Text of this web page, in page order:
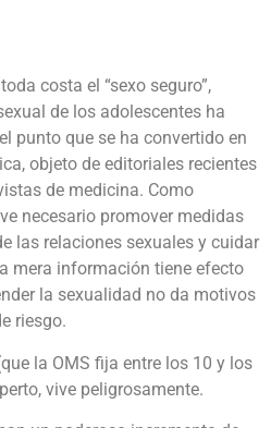
costa el “sexo seguro”,
de los adolescentes ha
punto que se ha convertido en
objeto de editoriales recientes
de medicina. Como
necesario promover medidas
las relaciones sexuales y cuidar
mera información tiene efecto
la sexualidad no da motivos
riesgo.
la OMS fija entre los 10 y los
vive peligrosamente.